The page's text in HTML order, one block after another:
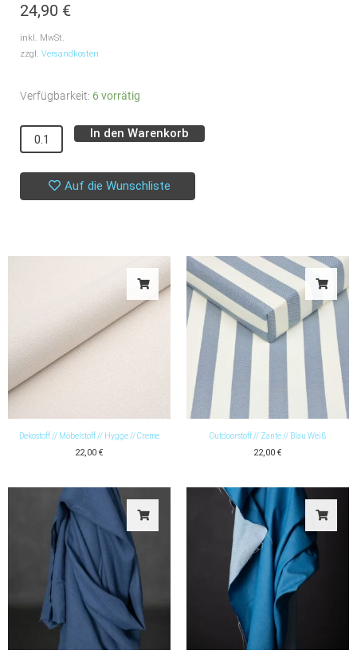
24,90 €
inkl. MwSt.
zzgl. Versandkosten
Verfügbarkeit: 6 vorrätig
Viskosecrepejersey
Summer
Vibes
//
In den Warenkorb
Auf die Wunschliste
Dekostoff // Möbelstoff // Hygge // Creme
22,00 €
Outdoorstoff // Zante // Blau Weiß
22,00 €